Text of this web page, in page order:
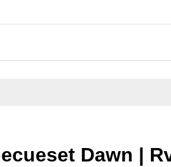
Dawn |